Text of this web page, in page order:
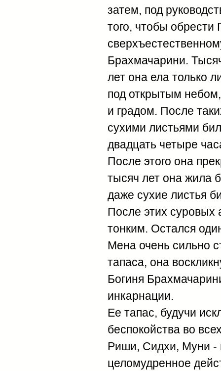
затем, под
того, чтобы обрести
Брахмачарини.
лет она ела только
под открытым
и градом. После
сухими листьями
двадцать четыре
После этого она
тысяч лет она жила
даже сухие листья
После этих суровых
тонким. Остался
Мена очень сильно
тапаса, она
Богиня
инкарнации.
Ее тапас, будучи
беспокойства во
Риши, Сидхи, Муни -
целомудренное